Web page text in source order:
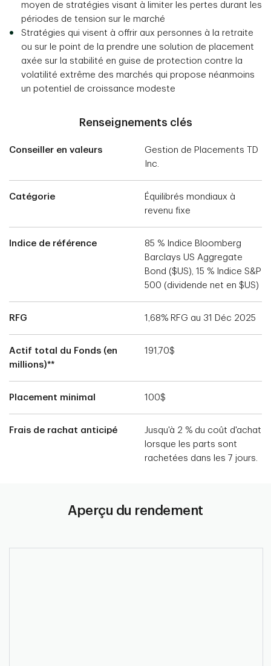
moyen de stratégies visant à limiter les pertes durant les
périodes de tension sur le marché
Stratégies qui visent à offrir aux personnes à la retraite
ou sur le point de la prendre une solution de placement
axée sur la stabilité en guise de protection contre la
volatilité extrême des marchés qui propose néanmoins
un potentiel de croissance modeste
Renseignements clés
Conseiller en valeurs
Gestion de Placements TD
Inc.
Catégorie
Équilibrés mondiaux à
revenu fixe
Indice de référence
85 % Indice Bloomberg
Barclays US Aggregate
Bond ($US), 15 % Indice S&P
500 (dividende net en $US)
RFG 1,68% RFG au 31 Déc 2025
Actif total du Fonds (en
millions)**
191,70$
Placement minimal 100$
Frais de rachat anticipé
Jusqu'à 2 % du coût d'achat
lorsque les parts sont
rachetées dans les 7 jours.
Aperçu du rendement